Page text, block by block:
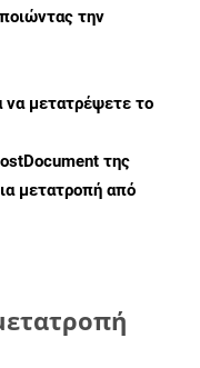
την
να μετατρέψετε το
της
μετατροπή από